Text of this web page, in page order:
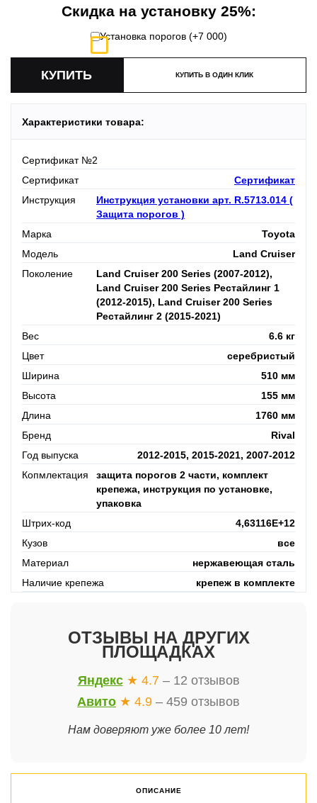
Скидка на установку 25%:
Установка порогов (+7 000)
КУПИТЬ В ОДИН КЛИК
Характеристики товара:
Сертификат №2
Сертификат
Сертификат
Инструкция
Инструкция установки арт. R.5713.014 (
Защита порогов )
Марка
Toyota
Модель
Land Cruiser
Поколение
Land Cruiser 200 Series (2007-2012),
Land Cruiser 200 Series Рестайлинг 1
(2012-2015), Land Cruiser 200 Series
Рестайлинг 2 (2015-2021)
Вес
6.6 кг
Цвет
серебристый
Ширина
510 мм
Высота
155 мм
Длина
1760 мм
Бренд
Rival
Год выпуска
2012-2015, 2015-2021, 2007-2012
Копмлектация
защита порогов 2 части, комплект
крепежа, инструкция по установке,
упаковка
Штрих-код
4,63116E+12
Кузов
все
Материал
нержавеющая сталь
Наличие крепежа
крепеж в комплекте
ОТЗЫВЫ НА ДРУГИХ
ПЛОЩАДКАХ
Яндекс ★ 4.7 – 12 отзывов
Авито ★ 4.9 – 459 отзывов
Нам доверяют уже более 10 лет!
ОПИСАНИЕ